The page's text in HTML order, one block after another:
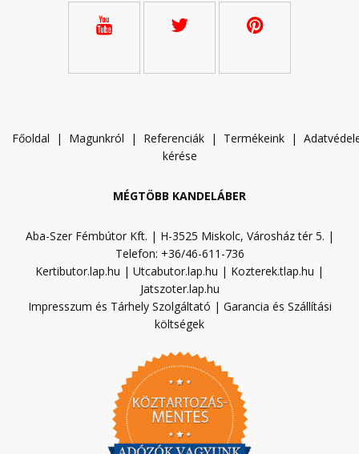
Főoldal | Magunkról | Referenciák | Termékeink | A
kérése
MÉGTÖBB KANDELÁBER
Aba-Szer Fémbútor Kft. | H-3525 Miskolc, Városház tér 5. |
Telefon: +36/46-611-736
Kertibutor.lap.hu | Utcabutor.lap.hu | Kozterek.tlap.hu |
Jatszoter.lap.hu
Impresszum és Tárhely Szolgáltató | Garancia és Szállítási
költségek